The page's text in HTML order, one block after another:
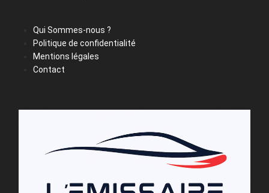
Qui Sommes-nous ?
Politique de confidentialité
Mentions légales
Contact